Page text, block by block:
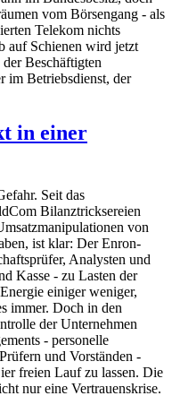
vom Börsengang - als
Telekom nichts
auf Schienen wird jetzt
Beschäftigten
im Betriebsdienst, der
in einer
Seit das
Bilanztricksereien
von
ist klar: Der Enron-
Analysten und
Kasse - zu Lasten der
einiger weniger,
immer. Doch in den
der Unternehmen
- personelle
und Vorständen -
freien Lauf zu lassen. Die
nur eine Vertrauenskrise.